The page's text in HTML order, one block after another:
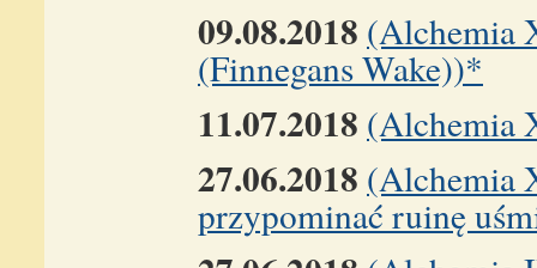
09.08.2018 (Alchemia
(Finnegans Wake))*
11.07.2018 (Alchemia
27.06.2018 (Alchemia
przypominać ruinę